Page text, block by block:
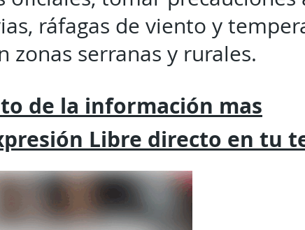
ráfagas de viento y
zonas serranas y rurales.
de la información mas
Libre directo en tu